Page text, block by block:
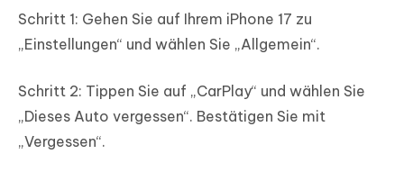
Schritt 1: Gehen Sie auf Ihrem iPhone 17 zu
„Einstellungen“ und wählen Sie „Allgemein“.
Schritt 2: Tippen Sie auf „CarPlay“ und wählen Sie
„Dieses Auto vergessen“. Bestätigen Sie mit
„Vergessen“.